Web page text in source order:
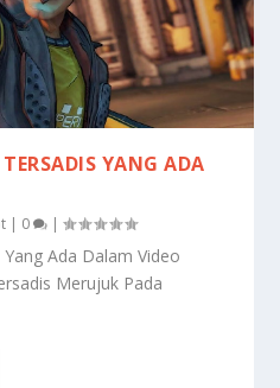
YANG ADA
| 0 |
Ada Dalam Video
Merujuk Pada